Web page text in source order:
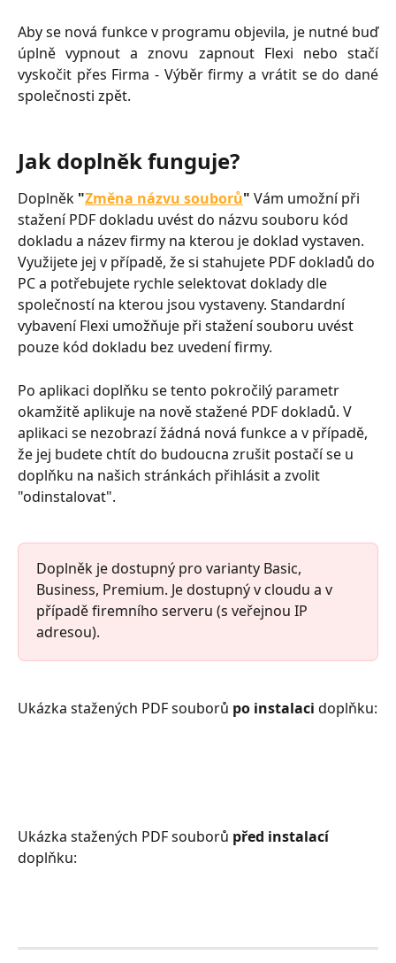
Aby se nová funkce v programu objevila, je nutné buď
úplně vypnout a znovu zapnout Flexi nebo stačí
vyskočit přes Firma - Výběr firmy a vrátit se do dané
společnosti zpět.
Jak doplněk funguje?
Doplněk "Změna názvu souborů" Vám umožní při
stažení PDF dokladu uvést do názvu souboru kód
dokladu a název firmy na kterou je doklad vystaven.
Využijete jej v případě, že si stahujete PDF dokladů do
PC a potřebujete rychle selektovat doklady dle
společností na kterou jsou vystaveny. Standardní
vybavení Flexi umožňuje při stažení souboru uvést
pouze kód dokladu bez uvedení firmy.
Po aplikaci doplňku se tento pokročilý parametr
okamžitě aplikuje na nově stažené PDF dokladů. V
aplikaci se nezobrazí žádná nová funkce a v případě,
že jej budete chtít do budoucna zrušit postačí se u
doplňku na našich stránkách přihlásit a zvolit
"odinstalovat".
Doplněk je dostupný pro varianty Basic,
Business, Premium. Je dostupný v cloudu a v
případě firemního serveru (s veřejnou IP
adresou).
Ukázka stažených PDF souborů po instalaci doplňku:
Ukázka stažených PDF souborů před instalací
doplňku: